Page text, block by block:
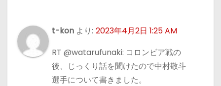
t-kon より: 2023年4月2日 1:25 AM
RT @watarufunaki: コロンビア戦の
後、じっくり話を聞けたので中村敬斗
選手について書きました。